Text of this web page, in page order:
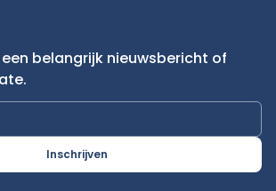
belangrijk nieuwsbericht of
Inschrijven